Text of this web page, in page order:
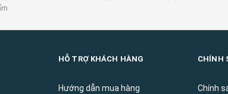
HỖ TRỢ KHÁCH HÀNG
Hướng dẫn mua hàng
CHÍNH
Chính